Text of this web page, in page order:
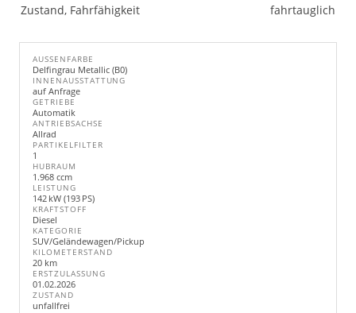
Zustand, Fahrfähigkeit
fahrtauglich
AUSSENFARBE
Delfingrau Metallic (B0)
INNENAUSSTATTUNG
auf Anfrage
GETRIEBE
Automatik
ANTRIEBSACHSE
Allrad
PARTIKELFILTER
1
HUBRAUM
1.968 ccm
LEISTUNG
142 kW (193 PS)
KRAFTSTOFF
Diesel
KATEGORIE
SUV/Geländewagen/Pickup
KILOMETERSTAND
20 km
ERSTZULASSUNG
01.02.2026
ZUSTAND
unfallfrei